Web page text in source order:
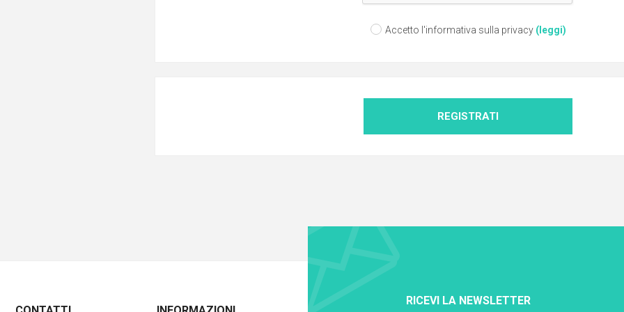
Accetto l'informativa sulla privacy (leggi)
REGISTRATI
RICEVI LA NEWSLETTER